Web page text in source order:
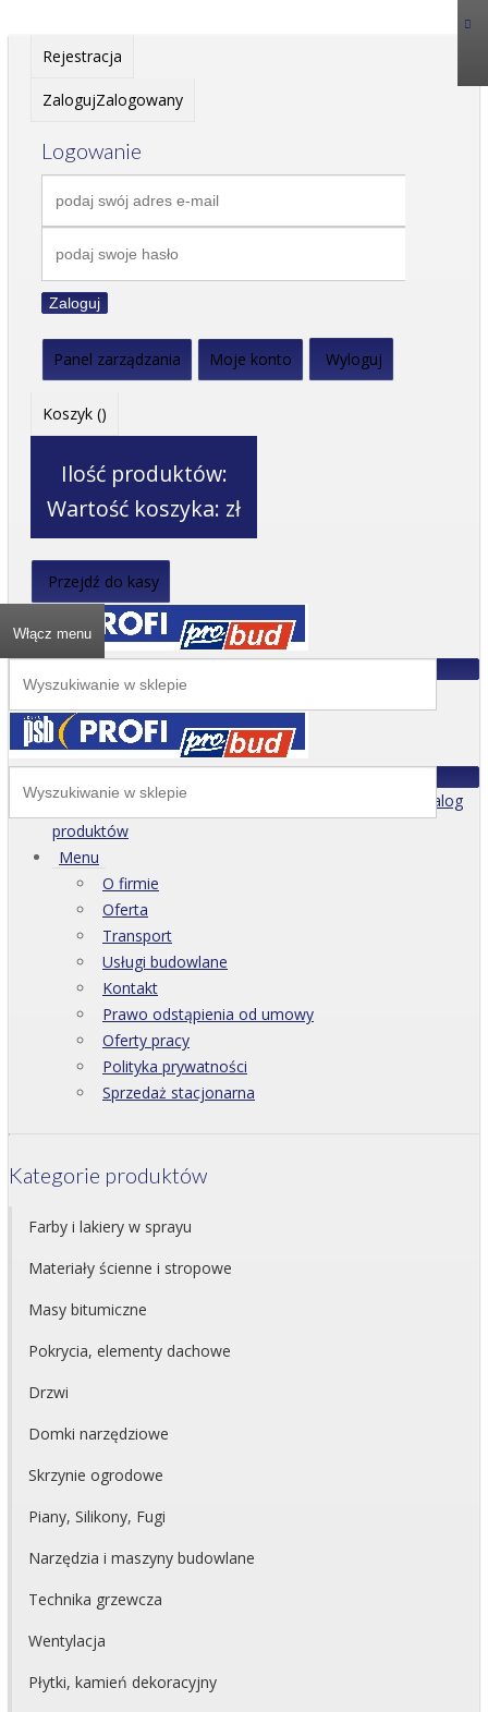
Rejestracja
ZalogujZalogowany
Logowanie
Zaloguj
Panel zarządzania Moje konto Wyloguj
Koszyk ()
Ilość produktów:
Wartość koszyka: zł
Przejdź do kasy
Włącz menu
Katalog
produktów
Menu
O firmie
Oferta
Transport
Usługi budowlane
Kontakt
Prawo odstąpienia od umowy
Oferty pracy
Polityka prywatności
Sprzedaż stacjonarna
Kategorie produktów
Farby i lakiery w sprayu
Materiały ścienne i stropowe
Masy bitumiczne
Pokrycia, elementy dachowe
Drzwi
Domki narzędziowe
Skrzynie ogrodowe
Piany, Silikony, Fugi
Narzędzia i maszyny budowlane
Technika grzewcza
Wentylacja
Płytki, kamień dekoracyjny